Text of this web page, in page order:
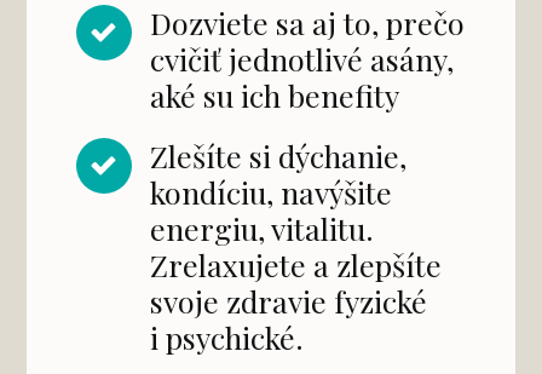
Dozviete sa aj to, prečo
cvičiť jednotlivé asány,
aké su ich benefity
Zlešíte si dýchanie,
kondíciu, navýšite
energiu, vitalitu.
Zrelaxujete a zlepšíte
svoje zdravie fyzické
i psychické.